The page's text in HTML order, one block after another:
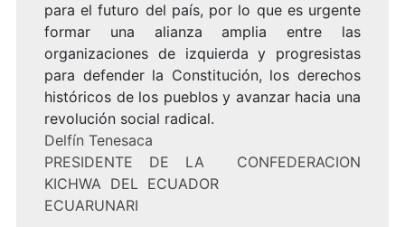
para el futuro del país, por lo que es urgente
formar una alianza amplia entre las
organizaciones de izquierda y progresistas
para defender la Constitución, los derechos
históricos de los pueblos y avanzar hacia una
revolución social radical.
Delfín Tenesaca
PRESIDENTE DE LA CONFEDERACION
KICHWA DEL ECUADOR
ECUARUNARI